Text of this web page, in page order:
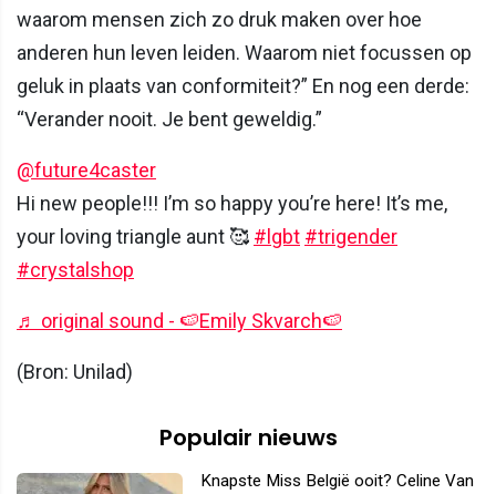
waarom mensen zich zo druk maken over hoe
anderen hun leven leiden. Waarom niet focussen op
geluk in plaats van conformiteit?” En nog een derde:
“Verander nooit. Je bent geweldig.”
@future4caster
Hi new people!!! I’m so happy you’re here! It’s me,
your loving triangle aunt 🥰 #lgbt #trigender
#crystalshop
♬ original sound - 🍉Emily Skvarch🍉
(Bron: Unilad)
Populair nieuws
Knapste Miss België ooit? Celine Van